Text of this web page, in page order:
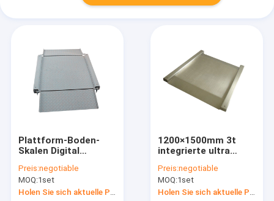
Plattform-Boden-
Skalen Digital
niedrige
Preis:negotiable
MOQ:1set
1200×1500mm 3t
integrierte ultra
wiegende Skalen
Preis:negotiable
MOQ:1set